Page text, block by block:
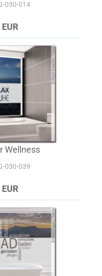
030-014
Wellness
030-039